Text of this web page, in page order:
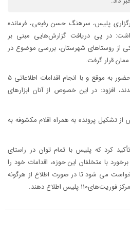
پلیس، سرهنگ حسن رفیعی، فرمانده
در پی دریافت گزارش‌هایی مبنی بر
از روستاهای شهرستان، بررسی موضوع در
قرار گرفت.
این مقام انتظامی با بیان اینکه با حضور به موقع و با انجام اقدامات اطلاعاتی ۵
افزود: در این خصوص از آنان ابزارهای
تشکیل پرونده به همراه اقلام مکشوفه به
کرد که پلیس با تمام توان در راستای
با متخلفان این حوزه، اقدامات خود را
می شود تا در صورت اطلاع از هرگونه
پلیس اطلاع دهند.